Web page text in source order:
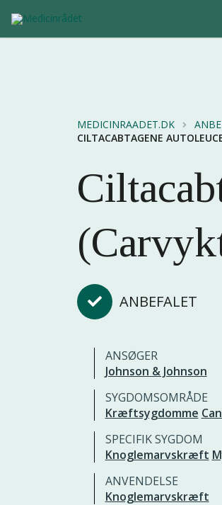
MEDICINRAADET.DK
CILTACABTAGENE
ANBEFALET
ANSØGER
Johnson & Johnson
SYGDOMSOMRÅDE
Kræftsygdomme
SPECIFIK SYGDOM
Knoglemarvskræft
ANVENDELSE
Knoglemarvskræft